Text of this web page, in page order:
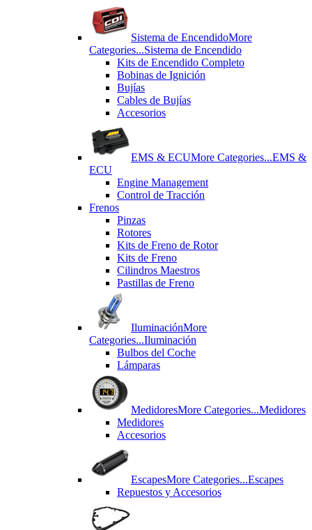
Sistema de EncendidoMore
Categories...Sistema de Encendido
Kits de Encendido Completo
Bobinas de Ignición
Bujías
Cables de Bujías
Accesorios
EMS & ECUMore Categories...EMS &
ECU
Engine Management
Control de Tracción
Frenos
Pinzas
Rotores
Kits de Freno de Rotor
Kits de Freno
Cilindros Maestros
Pastillas de Freno
IluminaciónMore
Categories...Iluminación
Bulbos del Coche
Lámparas
MedidoresMore Categories...Medidores
Medidores
Accesorios
EscapesMore Categories...Escapes
Repuestos y Accesorios